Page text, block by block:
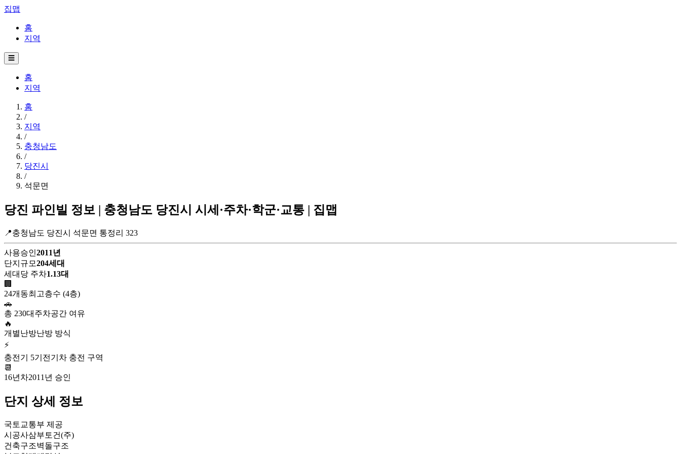
집맵
홈
지역
☰
홈
지역
홈
/
지역
/
충청남도
/
당진시
/
석문면
당진 파인빌 정보 | 충청남도 당진시 시세·주차·학군·교통 | 집맵
📍충청남도 당진시 석문면 통정리 323
사용승인2011년
단지규모204세대
세대당 주차1.13대
🏢
24개동최고층수 (4층)
🚗
총 230대 주차공간 여유
🔥
개별난방난방 방식
⚡
충전기 5기 전기차 충전 구역
📆
16년차2011년 승인
단지 상세 정보
국토교통부 제공
시공사삼부토건(주)
건축구조벽돌구조